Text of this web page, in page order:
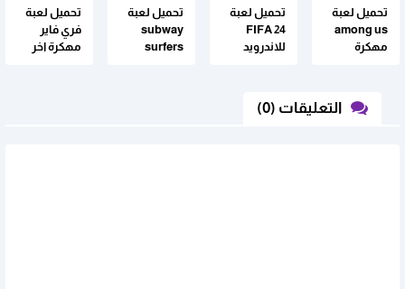
تحميل لعبة
among us
مهكرة
تحميل لعبة
FIFA 24
للاندرويد
تحميل لعبة
subway
surfers
تحميل لعبة
فري فاير
مهكرة اخر
التعليقات (0)